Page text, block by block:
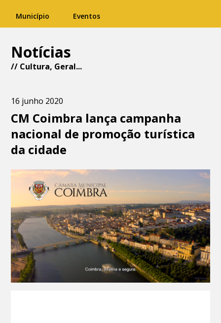
Município Eventos
Notícias
// Cultura, Geral...
16 junho 2020
CM Coimbra lança campanha
nacional de promoção turística
da cidade